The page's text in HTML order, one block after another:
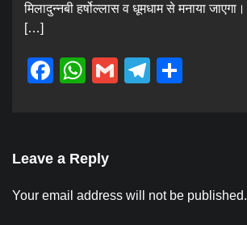
मिलादुन्नबी हर्षोल्लास व धूमधाम से मनाया जाएगा।
[…]
Facebook
WhatsApp
GmailTelegram
Leave a Reply
Your email address will not be published.